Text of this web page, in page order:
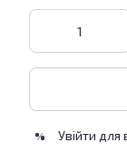
% Увійти для